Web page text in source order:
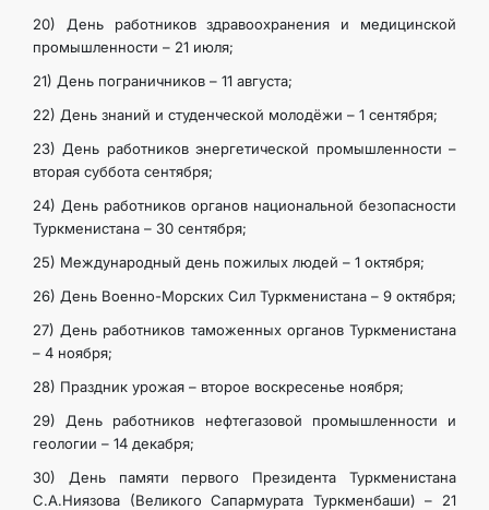
20) День работников здравоохранения и медицинской
промышленности – 21 июля;
21) День пограничников – 11 августа;
22) День знаний и студенческой молодёжи – 1 сентября;
23) День работников энергетической промышленности –
вторая суббота сентября;
24) День работников органов национальной безопасности
Туркменистана – 30 сентября;
25) Международный день пожилых людей – 1 октября;
26) День Военно-Морских Сил Туркменистана – 9 октября;
27) День работников таможенных органов Туркменистана
– 4 ноября;
28) Праздник урожая – второе воскресенье ноября;
29) День работников нефтегазовой промышленности и
геологии – 14 декабря;
30) День памяти первого Президента Туркменистана
С.А.Ниязова (Великого Сапармурата Туркменбаши) – 21